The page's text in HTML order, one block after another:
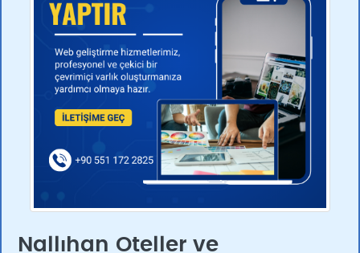
Nallıhan Oteller ve